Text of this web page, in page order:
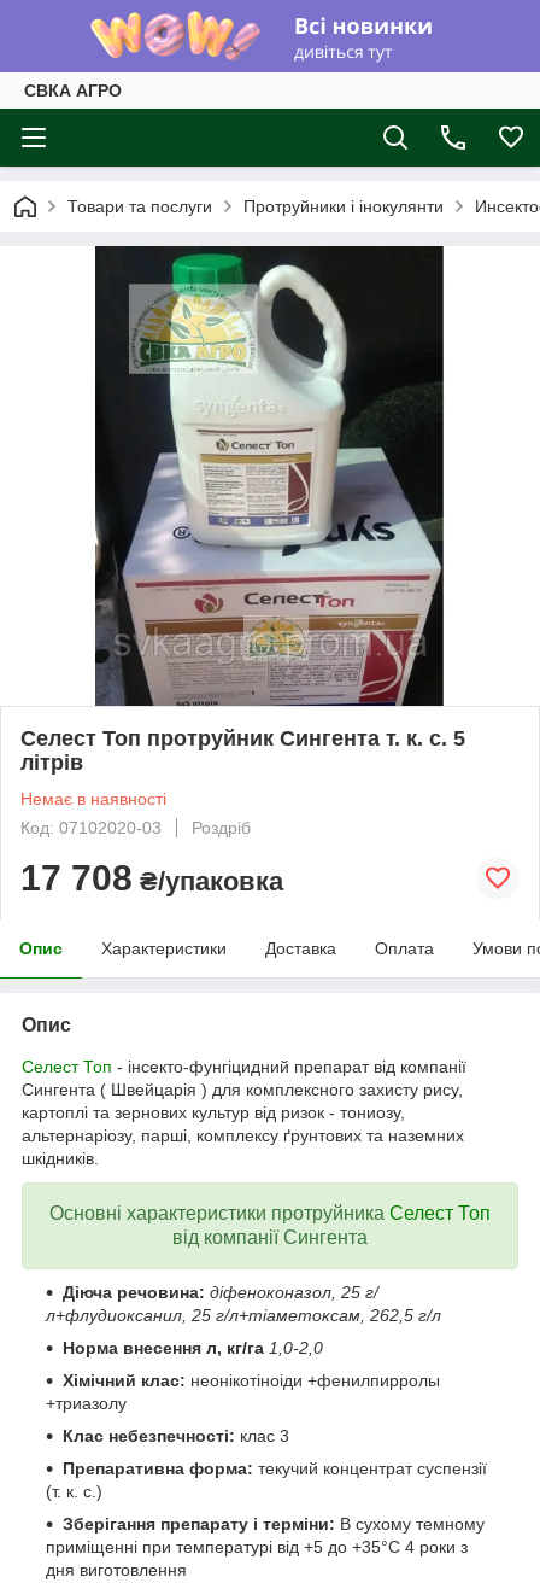
СВКА АГРО
Товари та послуги Протруйники і інокулянти
Селест Топ протруйник Сингента т. к. с. 5
літрів
Немає в наявності
Код: 07102020-03
Роздріб
17 708 ₴/упаковка
Опис Характеристики Доставка Оплата Умови
Опис
Селест Топ - інсекто-фунгіцидний препарат від компанії
Сингента ( Швейцарія ) для комплексного захисту рису,
картоплі та зернових культур від ризок - тониозу,
альтернаріозу, парші, комплексу ґрунтових та наземних
шкідників.
Основні характеристики протруйника Селест Топ
від компанії Сингента
Діюча речовина: діфеноконазол, 25 г/
л+флудиоксанил, 25 г/л+тіаметоксам, 262,5 г/л
Норма внесення л, кг/га 1,0-2,0
Хімічний клас: неонікотіноіди +фенилпирролы
+триазолу
Клас небезпечності: клас 3
Препаративна форма: текучий концентрат суспензії
(т. к. с.)
Зберігання препарату і терміни: В сухому темному
приміщенні при температурі від +5 до +35°С 4 роки з
дня виготовлення